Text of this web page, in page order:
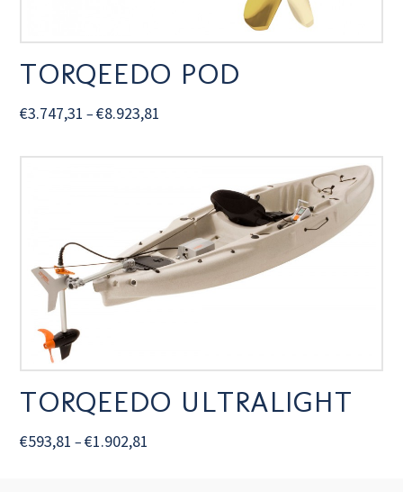
TORQEEDO POD
€3.747,31 –€8.923,81
TORQEEDO ULTRALIGHT
€593,81 –€1.902,81